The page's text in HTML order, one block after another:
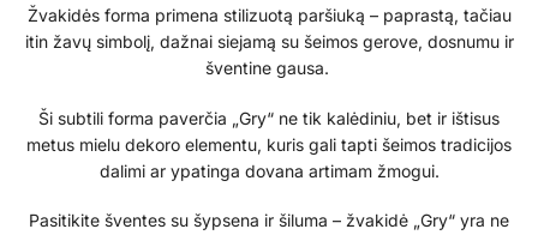
Žvakidės forma primena stilizuotą paršiuką – paprastą, tačiau
itin žavų simbolį, dažnai siejamą su šeimos gerove, dosnumu ir
šventine gausa.
Ši subtili forma paverčia „Gry“ ne tik kalėdiniu, bet ir ištisus
metus mielu dekoro elementu, kuris gali tapti šeimos tradicijos
dalimi ar ypatinga dovana artimam žmogui.
Pasitikite šventes su šypsena ir šiluma – žvakidė „Gry“ yra ne